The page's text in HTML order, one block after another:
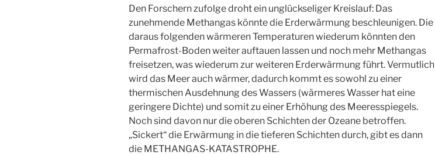
Den Forschern zufolge droht ein unglückseliger Kreislauf: Das
zunehmende Methangas könnte die Erderwärmung beschleunigen. Die
daraus folgenden wärmeren Temperaturen wiederum könnten den
Permafrost-Boden weiter auftauen lassen und noch mehr Methangas
freisetzen, was wiederum zur weiteren Erderwärmung führt. Vermutlich
wird das Meer auch wärmer, dadurch kommt es sowohl zu einer
thermischen Ausdehnung des Wassers (wärmeres Wasser hat eine
geringere Dichte) und somit zu einer Erhöhung des Meeresspiegels.
Noch sind davon nur die oberen Schichten der Ozeane betroffen.
„Sickert“ die Erwärmung in die tieferen Schichten durch, gibt es dann
die METHANGAS-KATASTROPHE.